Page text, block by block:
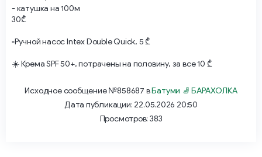
- катушка на 100м
30₾
▫️Ручной насос Intex Double Quick, 5 ₾
​☀️ Крема SPF 50+, потрачены на половину, ​за все 10 ₾
Исходное сообщение №858687 вБатуми 🧦 БАРАХОЛКА
Дата публикации: 22.05.2026 20:50
Просмотров: 383